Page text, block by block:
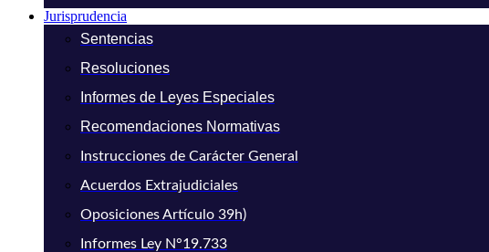
Jurisprudencia
Sentencias
Resoluciones
Informes de Leyes Especiales
Recomendaciones Normativas
Instrucciones de Carácter General
Acuerdos Extrajudiciales
Oposiciones Artículo 39h)
Informes Ley N°19.733